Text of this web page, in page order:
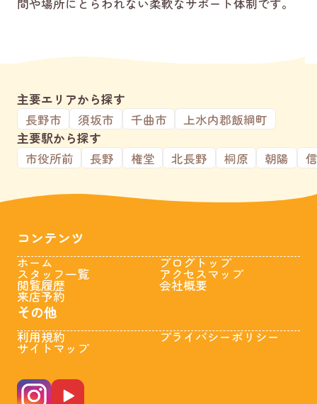
主要エリアから探す
長野市
須坂市 千曲市
上水内郡飯綱町
主要駅から探す
市役所前
長野 権堂 北長野 桐原 朝陽
コンテンツ
ホーム
スタッフ一覧
閲覧履歴
来店予約
ブログトップ
アクセスマップ
会社概要
その他
利用規約
サイトマップ
プライバシーポリシー